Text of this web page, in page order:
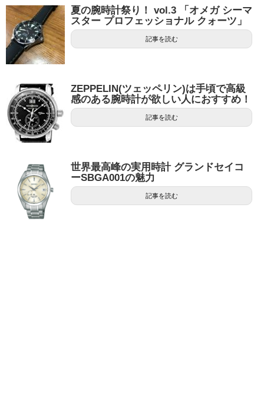
夏の腕時計祭り！ vol.3 「オメガ シーマ
スター プロフェッショナル クォーツ」
記事を読む
ZEPPELIN(ツェッペリン)は手頃で高級
感のある腕時計が欲しい人におすすめ！
記事を読む
世界最高峰の実用時計 グランドセイコ
ーSBGA001の魅力
記事を読む